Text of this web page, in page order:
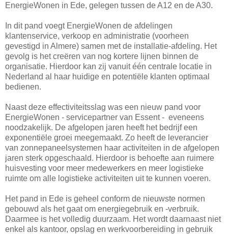
EnergieWonen in Ede, gelegen tussen de A12 en de A30.
In dit pand voegt EnergieWonen de afdelingen
klantenservice, verkoop en administratie (voorheen
gevestigd in Almere) samen met de installatie-afdeling. Het
gevolg is het creëren van nog kortere lijnen binnen de
organisatie. Hierdoor kan zij vanuit één centrale locatie in
Nederland al haar huidige en potentiële klanten optimaal
bedienen.
Naast deze effectiviteitsslag was een nieuw pand voor
EnergieWonen - servicepartner van Essent - eveneens
noodzakelijk. De afgelopen jaren heeft het bedrijf een
exponentiële groei meegemaakt. Zo heeft de leverancier
van zonnepaneelsystemen haar activiteiten in de afgelopen
jaren sterk opgeschaald. Hierdoor is behoefte aan ruimere
huisvesting voor meer medewerkers en meer logistieke
ruimte om alle logistieke activiteiten uit te kunnen voeren.
Het pand in Ede is geheel conform de nieuwste normen
gebouwd als het gaat om energiegebruik en -verbruik.
Daarmee is het volledig duurzaam. Het wordt daarnaast niet
enkel als kantoor, opslag en werkvoorbereiding in gebruik